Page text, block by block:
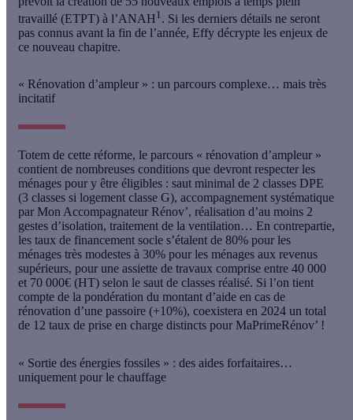
travaillé (ETPT) à l’ANAH1 . Si les derniers détails ne seront
pas connus avant la fin de l’année, Effy décrypte les enjeux de
ce nouveau chapitre.
« Rénovation d’ampleur » : un parcours complexe… mais très
incitatif
Totem de cette réforme, le parcours « rénovation d’ampleur »
contient de nombreuses conditions que devront respecter les
ménages pour y être éligibles : saut minimal de 2 classes DPE
(3 classes si logement classe G), accompagnement systématique
par Mon Accompagnateur Rénov’, réalisation d’au moins 2
gestes d’isolation, traitement de la ventilation… En contrepartie,
les taux de financement socle s’étalent de 80% pour les
ménages très modestes à 30% pour les ménages aux revenus
supérieurs, pour une assiette de travaux comprise entre 40 000
et 70 000€ (HT) selon le saut de classes réalisé. Si l’on tient
compte de la pondération du montant d’aide en cas de
rénovation d’une passoire (+10%), coexistera en 2024 un total
de 12 taux de prise en charge distincts pour MaPrimeRénov’ !
« Sortie des énergies fossiles » : des aides forfaitaires…
uniquement pour le chauffage